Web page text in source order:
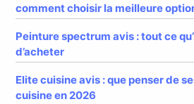
comment choisir la meilleure
Peinture spectrum avis : tout ce
d’acheter
Elite cuisine avis : que penser de
cuisine en 2026